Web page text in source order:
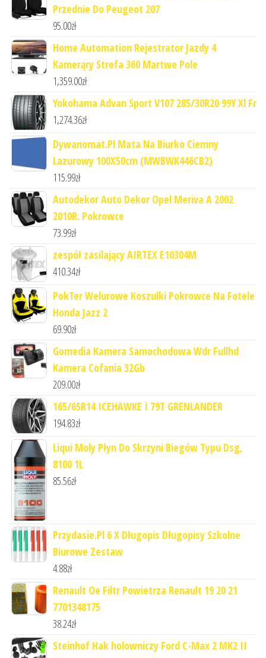
Przednie Do Peugeot 207
95.00zł
Home Automation Rejestrator Jazdy 4
Kamerąry Strefa 360 Martwe Pole
1,359.00zł
Yokohama Advan Sport V107 285/30R20 99Y Xl Fr
1,274.36zł
Dywanomat.Pl Mata Na Biurko Ciemny
Lazurowy 100X50cm (MWBWK446CB2)
115.99zł
Autodekor Auto Dekor Opel Meriva A 2002
2010R. Pokrowce
73.99zł
zespół zasilający AIRTEX E10304M
410.34zł
PokTer Welurowe Koszulki Pokrowce Na Fotele
Honda Jazz 2
69.90zł
Gomedia Kamera Samochodowa Wdr Fullhd
Kamera Cofania 32Gb
209.00zł
165/65R14 ICEHAWKE I 79T GRENLANDER
194.83zł
Liqui Moly Płyn Do Skrzyni Biegów Typu Dsg,
8100 1L
85.56zł
Przydasie.Pl 6 X Długopis Długopisy Szkolne
Biurowe Zestaw
4.88zł
Renault Oe Filtr Powietrza Renault 19 20 21
7701348175
38.24zł
Steinhof Hak holowniczy Ford C-Max 2 MK2 II